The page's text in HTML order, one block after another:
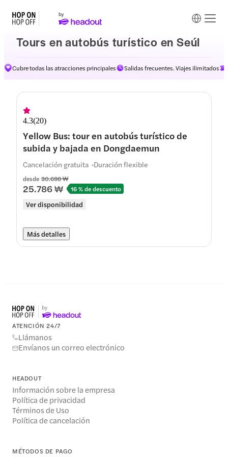
Tours en autobús turístico en Seúl
Cubre todas las atracciones principales Salidas frecuentes. Viajes ilimitados
4.3(20)
Yellow Bus: tour en autobús turístico de
subida y bajada en Dongdaemun
desde 30.698 ₩
25.786 ₩ 16 % de descuento
Ver disponibilidad
Cancelación gratuita Duración flexible
Más detalles
ATENCIÓN 24/7
Llámanos
Envíanos un correo electrónico
HEADOUT
Información sobre la empresa
Política de privacidad
Términos de Uso
Política de cancelación
MÉTODOS DE PAGO